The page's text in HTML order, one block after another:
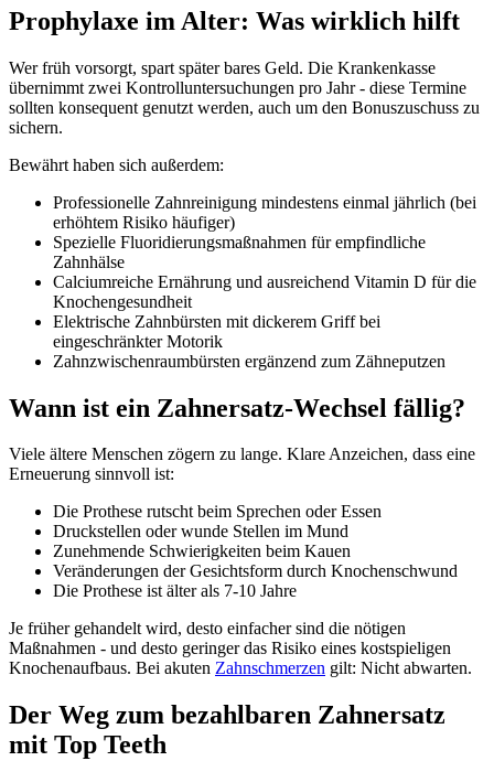
Prophylaxe im Alter: Was wirklich hilft
Wer früh vorsorgt, spart später bares Geld. Die Krankenkasse
übernimmt zwei Kontrolluntersuchungen pro Jahr - diese Termine
sollten konsequent genutzt werden, auch um den Bonuszuschuss zu
sichern.
Bewährt haben sich außerdem:
Professionelle Zahnreinigung mindestens einmal jährlich (bei
erhöhtem Risiko häufiger)
Spezielle Fluoridierungsmaßnahmen für empfindliche
Zahnhälse
Calciumreiche Ernährung und ausreichend Vitamin D für die
Knochengesundheit
Elektrische Zahnbürsten mit dickerem Griff bei
eingeschränkter Motorik
Zahnzwischenraumbürsten ergänzend zum Zähneputzen
Wann ist ein Zahnersatz-Wechsel fällig?
Viele ältere Menschen zögern zu lange. Klare Anzeichen, dass eine
Erneuerung sinnvoll ist:
Die Prothese rutscht beim Sprechen oder Essen
Druckstellen oder wunde Stellen im Mund
Zunehmende Schwierigkeiten beim Kauen
Veränderungen der Gesichtsform durch Knochenschwund
Die Prothese ist älter als 7-10 Jahre
Je früher gehandelt wird, desto einfacher sind die nötigen
Maßnahmen - und desto geringer das Risiko eines kostspieligen
Knochenaufbaus. Bei akuten Zahnschmerzen gilt: Nicht abwarten.
Der Weg zum bezahlbaren Zahnersatz
mit Top Teeth